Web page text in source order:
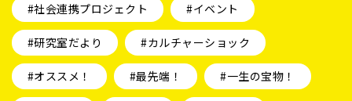
#社会連携プロジェクト #イベント
#研究室だより #カルチャーショック
#オススメ！ #最先端！ #一生の宝物！